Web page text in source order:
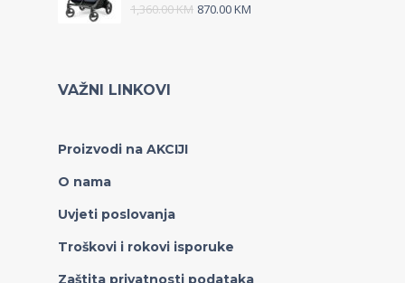
1,360.00KM 870.00KM
VAŽNI LINKOVI
Proizvodi na AKCIJI
O nama
Uvjeti poslovanja
Troškovi i rokovi isporuke
Zaštita privatnosti podataka